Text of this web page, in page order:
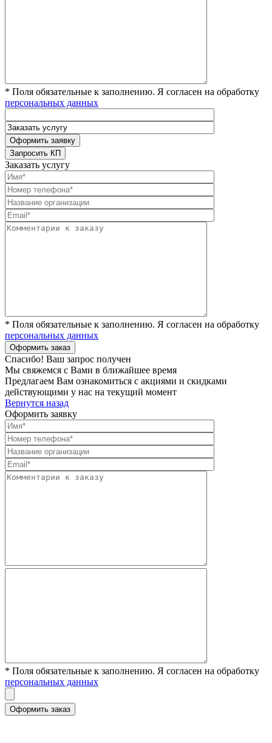
* Поля обязательные к заполнению. Я согласен на обработку
персональных данных
Заказать услугу
* Поля обязательные к заполнению. Я согласен на обработку
персональных данных
Спасибо! Ваш запрос получен
Мы свяжемся с Вами в ближайшее время
Предлагаем Вам ознакомиться с акциями и скидками
действующими у нас на текущий момент
Вернутся назад
Оформить заявку
* Поля обязательные к заполнению. Я согласен на обработку
персональных данных